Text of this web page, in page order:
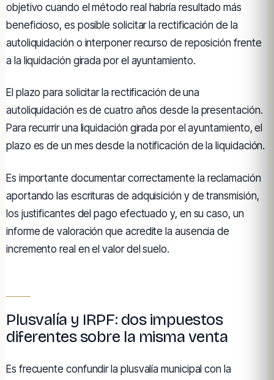
objetivo cuando el método real habría resultado más
beneficioso, es posible solicitar la rectificación de la
autoliquidación o interponer recurso de reposición frente
a la liquidación girada por el ayuntamiento.
El plazo para solicitar la rectificación de una
autoliquidación es de cuatro años desde la presentación.
Para recurrir una liquidación girada por el ayuntamiento, el
plazo es de un mes desde la notificación de la liquidación.
Es importante documentar correctamente la reclamación
aportando las escrituras de adquisición y de transmisión,
los justificantes del pago efectuado y, en su caso, un
informe de valoración que acredite la ausencia de
incremento real en el valor del suelo.
Plusvalía y IRPF: dos impuestos
diferentes sobre la misma venta
Es frecuente confundir la plusvalía municipal con la